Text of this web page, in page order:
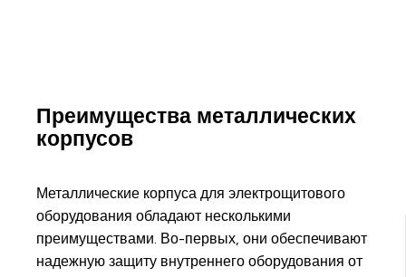
Преимущества металлических
корпусов
Металлические корпуса для электрощитового
оборудования обладают несколькими
преимуществами. Во-первых, они обеспечивают
надежную защиту внутреннего оборудования от